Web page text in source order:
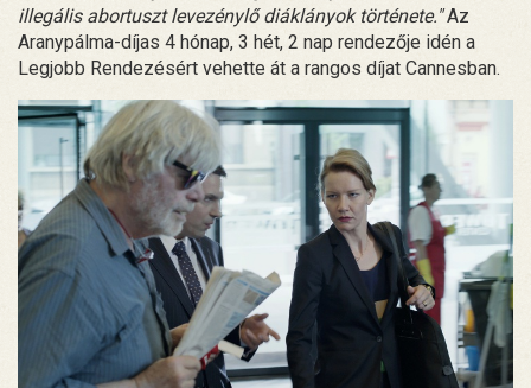
illegális abortuszt levezénylő diáklányok története."Az
Aranypálma-díjas 4 hónap, 3 hét, 2 nap rendezője idén a
Legjobb Rendezésért vehette át a rangos díjat Cannesban.